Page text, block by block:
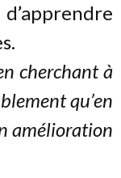
cherchant à
qu’en
amélioration